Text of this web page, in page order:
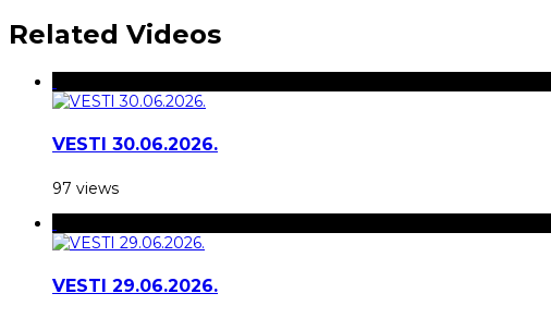
Related Videos
VESTI 30.06.2026.
97 views
VESTI 29.06.2026.